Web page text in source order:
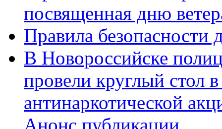
посвященная дню
Правила безопасности
В Новороссийске
провели круглый стол
антинаркотической